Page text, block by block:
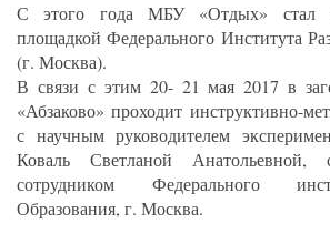
С этого года МБУ «Отдых» стал
площадкой Федерального Института
(г. Москва).
В связи с этим 20- 21 мая 2017 в
«Абзаково» проходит инструктивно-
с научным руководителем
Коваль Светланой Анатольевной,
сотрудником Федерального
Образования, г. Москва.